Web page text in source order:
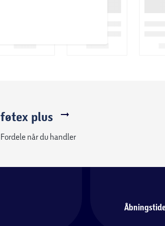
føtex plus
Fordele når du handler